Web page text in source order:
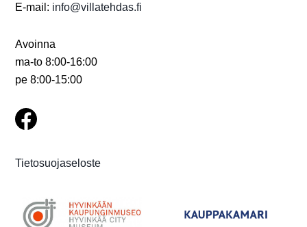
E-mail: info@villatehdas.fi
Avoinna
ma-to 8:00-16:00
pe 8:00-15:00
Tietosuojaseloste